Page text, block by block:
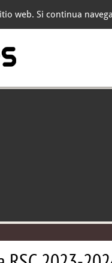
web. Si continua